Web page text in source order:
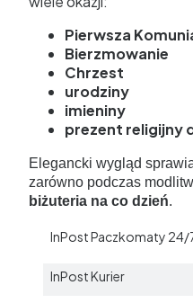
Pierwsza
Bierzmowanie
Chrzest
urodziny
imieniny
prezent religijny
Elegancki wygląd
zarówno podczas
biżuteria na co dzień.
InPost Paczkomaty 24/
InPost Kurier